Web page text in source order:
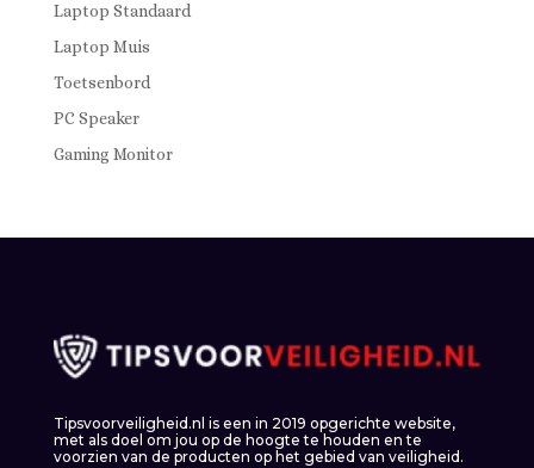
Laptop Standaard
Laptop Muis
Toetsenbord
PC Speaker
Gaming Monitor
Tipsvoorveiligheid.nl is een in 2019 opgerichte website,
met als doel om jou op de hoogte te houden en te
voorzien van de producten op het gebied van veiligheid.